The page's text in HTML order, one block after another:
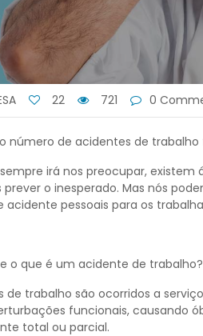
22 721 0
o número de acidentes de trabalho
irá nos preocupar,
o inesperado. Mas nós
acidente pessoais para os
o que é um acidente de trabalho?
de trabalho são ocorridos a
funcionais, causando
total ou parcial.